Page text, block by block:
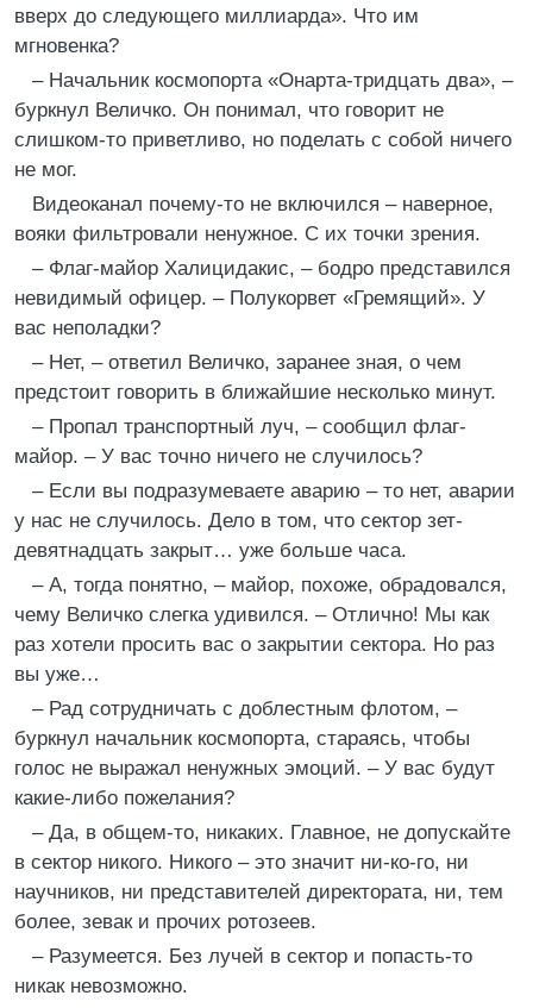
вверх до следующего миллиарда». Что им
мгновенка?
– Начальник космопорта «Онарта-тридцать два», –
буркнул Величко. Он понимал, что говорит не
слишком-то приветливо, но поделать с собой ничего
не мог.
Видеоканал почему-то не включился – наверное,
вояки фильтровали ненужное. С их точки зрения.
– Флаг-майор Халицидакис, – бодро представился
невидимый офицер. – Полукорвет «Гремящий». У
вас неполадки?
– Нет, – ответил Величко, заранее зная, о чем
предстоит говорить в ближайшие несколько минут.
– Пропал транспортный луч, – сообщил флаг-
майор. – У вас точно ничего не случилось?
– Если вы подразумеваете аварию – то нет, аварии
у нас не случилось. Дело в том, что сектор зет-
девятнадцать закрыт… уже больше часа.
– А, тогда понятно, – майор, похоже, обрадовался,
чему Величко слегка удивился. – Отлично! Мы как
раз хотели просить вас о закрытии сектора. Но раз
вы уже…
– Рад сотрудничать с доблестным флотом, –
буркнул начальник космопорта, стараясь, чтобы
голос не выражал ненужных эмоций. – У вас будут
какие-либо пожелания?
– Да, в общем-то, никаких. Главное, не допускайте
в сектор никого. Никого – это значит ни-ко-го, ни
научников, ни представителей директората, ни, тем
более, зевак и прочих ротозеев.
– Разумеется. Без лучей в сектор и попасть-то
никак невозможно.